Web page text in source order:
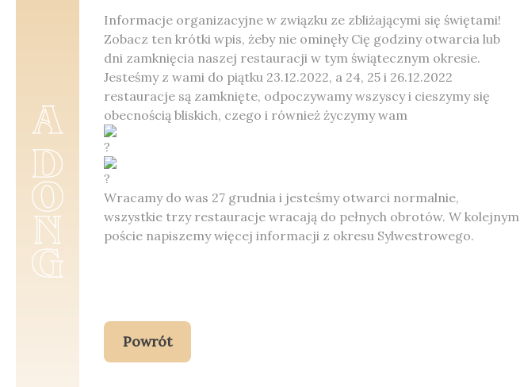
Informacje organizacyjne w związku ze zbliżającymi się świętami!
Zobacz ten krótki wpis, żeby nie ominęły Cię godziny otwarcia lub
dni zamknięcia naszej restauracji w tym świątecznym okresie.
Jesteśmy z wami do piątku 23.12.2022, a 24, 25 i 26.12.2022
restauracje są zamknięte, odpoczywamy wszyscy i cieszymy się
obecnością bliskich, czego i również życzymy wam
Wracamy do was 27 grudnia i jesteśmy otwarci normalnie,
wszystkie trzy restauracje wracają do pełnych obrotów. W kolejnym
poście napiszemy więcej informacji z okresu Sylwestrowego.
Powrót